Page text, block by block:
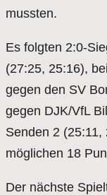
mussten.
Es folgten 2:0-
(27:25, 25:16),
gegen den SV
gegen DJK/VfL
Senden 2
möglichen 18
Der nächste